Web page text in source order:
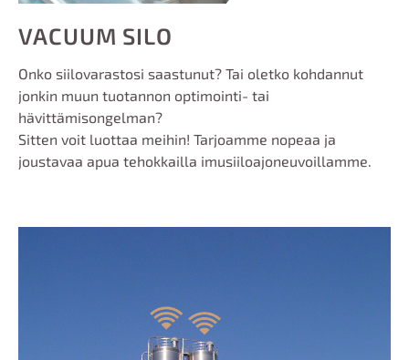
VACUUM SILO
Onko siilovarastosi saastunut? Tai oletko kohdannut
jonkin muun tuotannon optimointi- tai
hävittämisongelman?
Sitten voit luottaa meihin! Tarjoamme nopeaa ja
joustavaa apua tehokkailla imusiiloajoneuvoillamme.